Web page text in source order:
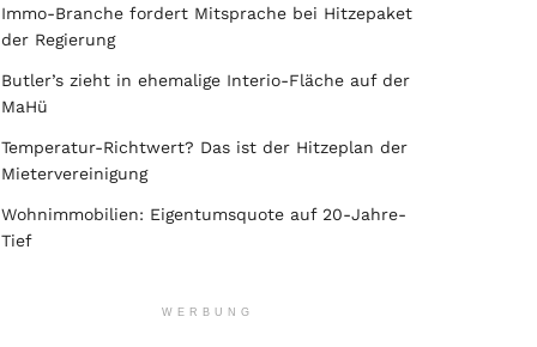
Immo-Branche fordert Mitsprache bei Hitzepaket
der Regierung
Butler’s zieht in ehemalige Interio-Fläche auf der
MaHü
Temperatur-Richtwert? Das ist der Hitzeplan der
Mietervereinigung
Wohnimmobilien: Eigentumsquote auf 20-Jahre-
Tief
WERBUNG